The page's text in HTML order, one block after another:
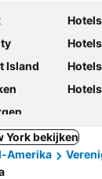
Island
York bekijken
Amerika